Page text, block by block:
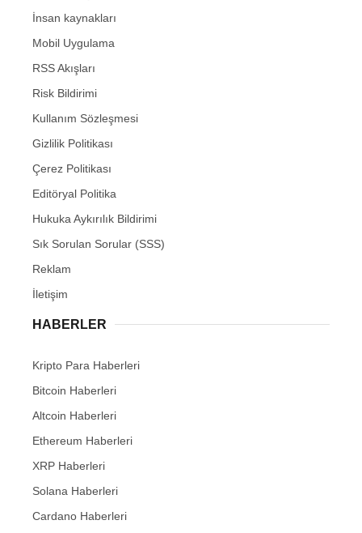
İnsan kaynakları
Mobil Uygulama
RSS Akışları
Risk Bildirimi
Kullanım Sözleşmesi
Gizlilik Politikası
Çerez Politikası
Editöryal Politika
Hukuka Aykırılık Bildirimi
Sık Sorulan Sorular (SSS)
Reklam
İletişim
HABERLER
Kripto Para Haberleri
Bitcoin Haberleri
Altcoin Haberleri
Ethereum Haberleri
XRP Haberleri
Solana Haberleri
Cardano Haberleri